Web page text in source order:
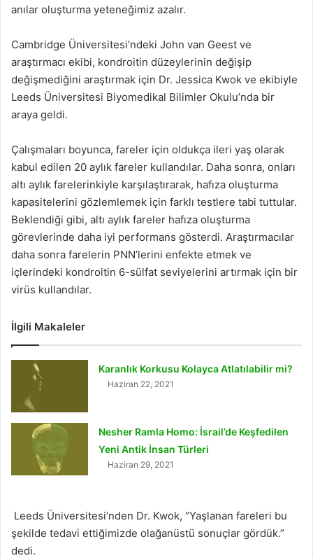
anılar oluşturma yeteneğimiz azalır.
Cambridge Üniversitesi’ndeki John van Geest ve
araştırmacı ekibi, kondroitin düzeylerinin değişip
değişmediğini araştırmak için Dr. Jessica Kwok ve ekibiyle
Leeds Üniversitesi Biyomedikal Bilimler Okulu’nda bir
araya geldi.
Çalışmaları boyunca, fareler için oldukça ileri yaş olarak
kabul edilen 20 aylık fareler kullandılar. Daha sonra, onları
altı aylık farelerinkiyle karşılaştırarak, hafıza oluşturma
kapasitelerini gözlemlemek için farklı testlere tabi tuttular.
Beklendiği gibi, altı aylık fareler hafıza oluşturma
görevlerinde daha iyi performans gösterdi. Araştırmacılar
daha sonra farelerin PNN’lerini enfekte etmek ve
içlerindeki kondroitin 6-sülfat seviyelerini artırmak için bir
virüs kullandılar.
İlgili Makaleler
Karanlık Korkusu Kolayca Atlatılabilir mi?
Haziran 22, 2021
Nesher Ramla Homo: İsrail’de Keşfedilen
Yeni Antik İnsan Türleri
Haziran 29, 2021
Leeds Üniversitesi’nden Dr. Kwok, “Yaşlanan fareleri bu
şekilde tedavi ettiğimizde olağanüstü sonuçlar gördük.”
dedi.